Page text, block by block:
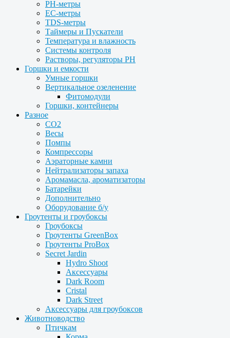
PH-метры
EC-метры
TDS-метры
Таймеры и Пускатели
Температура и влажность
Системы контроля
Растворы, регуляторы PH
Горшки и емкости
Умные горшки
Вертикальное озеленение
Фитомодули
Горшки, контейнеры
Разное
CO2
Весы
Помпы
Компрессоры
Аэраторные камни
Нейтрализаторы запаха
Аромамасла, ароматизаторы
Батарейки
Дополнительно
Оборудование б/у
Гроутенты и гроубоксы
Гроубоксы
Гроутенты GreenBox
Гроутенты ProBox
Secret Jardin
Hydro Shoot
Аксессуары
Dark Room
Cristal
Dark Street
Аксессуары для гроубоксов
Животноводство
Птичкам